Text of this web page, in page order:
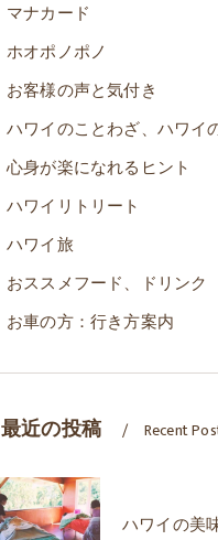
マナカード
ホオポノポノ
お客様の声と気付き
ハワイのことわざ、ハワイ
心身が楽になれるヒント
ハワイリトリート
ハワイ旅
おススメフード、ドリンク
お車の方：行き方案内
最近の投稿 Recent
ハワイの美